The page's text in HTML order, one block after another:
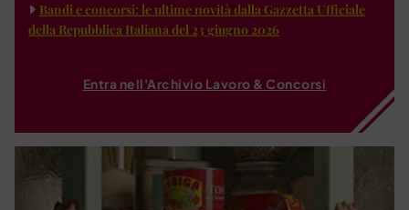
Bandi e concorsi: le ultime novità dalla Gazzetta Ufficiale
della Repubblica Italiana del 23 giugno 2026
Entra nell'Archivio Lavoro & Concorsi